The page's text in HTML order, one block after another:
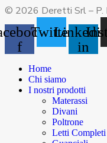
© 2026 Deretti Srl – P.
f
Twitter
in
Home
Chi siamo
I nostri prodotti
Materassi
Divani
Poltrone
Letti Completi